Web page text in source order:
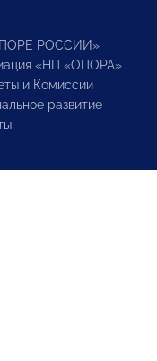
РОССИИ»
«НП «ОПОРА»
и Комиссии
развитие